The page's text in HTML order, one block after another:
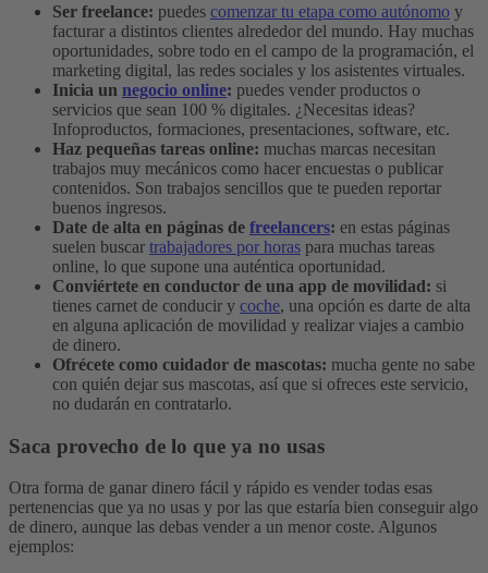
Ser freelance: puedes comenzar tu etapa como autónomo y
facturar a distintos clientes alrededor del mundo. Hay muchas
oportunidades, sobre todo en el campo de la programación, el
marketing digital, las redes sociales y los asistentes virtuales.
Inicia un negocio online: puedes vender productos o
servicios que sean 100 % digitales. ¿Necesitas ideas?
Infoproductos, formaciones, presentaciones, software, etc.
Haz pequeñas tareas online: muchas marcas necesitan
trabajos muy mecánicos como hacer encuestas o publicar
contenidos. Son trabajos sencillos que te pueden reportar
buenos ingresos.
Date de alta en páginas de freelancers: en estas páginas
suelen buscar trabajadores por horas para muchas tareas
online, lo que supone una auténtica oportunidad.
Conviértete en conductor de una app de movilidad: si
tienes carnet de conducir y coche, una opción es darte de alta
en alguna aplicación de movilidad y realizar viajes a cambio
de dinero.
Ofrécete como cuidador de mascotas: mucha gente no sabe
con quién dejar sus mascotas, así que si ofreces este servicio,
no dudarán en contratarlo.
Saca provecho de lo que ya no usas
Otra forma de ganar dinero fácil y rápido es vender todas esas
pertenencias que ya no usas y por las que estaría bien conseguir algo
de dinero, aunque las debas vender a un menor coste. Algunos
ejemplos: